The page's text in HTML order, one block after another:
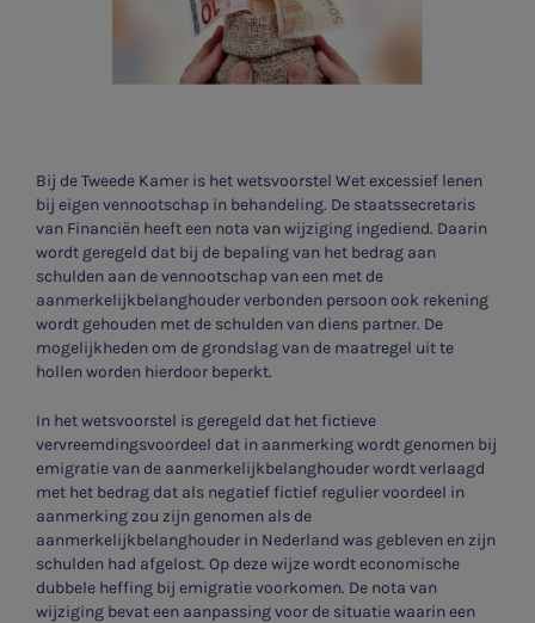
Bij de Tweede Kamer is het wetsvoorstel Wet excessief lenen
bij eigen vennootschap in behandeling. De staatssecretaris
van Financiën heeft een nota van wijziging ingediend. Daarin
wordt geregeld dat bij de bepaling van het bedrag aan
schulden aan de vennootschap van een met de
aanmerkelijkbelanghouder verbonden persoon ook rekening
wordt gehouden met de schulden van diens partner. De
mogelijkheden om de grondslag van de maatregel uit te
hollen worden hierdoor beperkt.
In het wetsvoorstel is geregeld dat het fictieve
vervreemdingsvoordeel dat in aanmerking wordt genomen bij
emigratie van de aanmerkelijkbelanghouder wordt verlaagd
met het bedrag dat als negatief fictief regulier voordeel in
aanmerking zou zijn genomen als de
aanmerkelijkbelanghouder in Nederland was gebleven en zijn
schulden had afgelost. Op deze wijze wordt economische
dubbele heffing bij emigratie voorkomen. De nota van
wijziging bevat een aanpassing voor de situatie waarin een